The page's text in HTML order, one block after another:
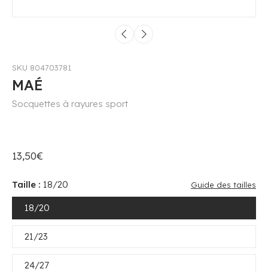
SKU 804703781
MAÉ
Socquettes à rayures sport
13,50€
Taille : 18/20 Guide des tailles
18/20
21/23
24/27